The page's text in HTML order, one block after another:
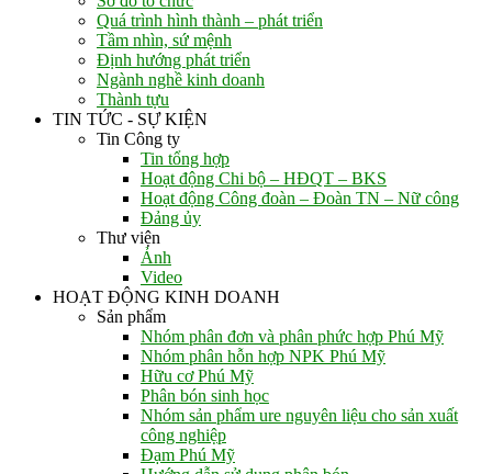
Quá trình hình thành – phát triển
Tầm nhìn, sứ mệnh
Định hướng phát triển
Ngành nghề kinh doanh
Thành tựu
TIN TỨC - SỰ KIỆN
Tin Công ty
Tin tổng hợp
Hoạt động Chi bộ – HĐQT – BKS
Hoạt động Công đoàn – Đoàn TN – Nữ công
Đảng ủy
Thư viện
Ảnh
Video
HOẠT ĐỘNG KINH DOANH
Sản phẩm
Nhóm phân đơn và phân phức hợp Phú Mỹ
Nhóm phân hỗn hợp NPK Phú Mỹ
Hữu cơ Phú Mỹ
Phân bón sinh học
Nhóm sản phẩm ure nguyên liệu cho sản xuất
công nghiệp
Đạm Phú Mỹ